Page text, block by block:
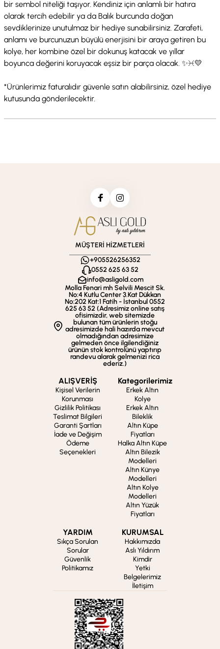
bir sembol niteliği taşıyor. Kendiniz için anlamlı bir hatıra
olarak tercih edebilir ya da Balık burcunda doğan
sevdiklerinize unutulmaz bir hediye sunabilirsiniz. Zarafeti,
anlamı ve burcunuzun büyülü enerjisini bir araya getiren bu
kolye, her kombine özel bir dokunuş katacak ve yıllar
boyunca değerini koruyacak eşsiz bir parça olacak. ✨♓️💛
*Ürünlerimiz faturalıdır güvenle satın alabilirsiniz, özel hediye
kutusunda gönderilecektir.
MÜŞTERİ HİZMETLERİ
+905526256352
0552 625 63 52
info@asligold.com
Molla Fenari mh Selvili Mescit Sk.
No:4 Kutlu Center 3.Kat Dükkan
No:202 Kat:1 Fatih - İstanbul 0552
625 63 52 (Adresimiz online satış
ofisimizdir, web sitemizde
bulunan tüm ürünlerin stoğu
adresimizde hali hazırda mevcut
olmadığından adresimize
gelmeden önce ilgilendiğiniz
ürünün stok kontrolünü yaptırıp
randevu alarak gelmenizi rica
ederiz.)
ALIŞVERİŞ
Kişisel Verilerin
Korunması
Gizlilik Politikası
Teslimat Bilgileri
Garanti Şartları
İade ve Değişim
Ödeme
Seçenekleri
Kategorilerimiz
Erkek Altın
Kolye
Erkek Altın
Bileklik
Altın Küpe
Fiyatları
Halka Altın Küpe
Altın Bilezik
Modelleri
Altın Künye
Modelleri
Altın Kolye
Modelleri
Altın Yüzük
Fiyatları
YARDIM
Sıkça Sorulan
Sorular
Güvenlik
Politikamız
KURUMSAL
Hakkımızda
Aslı Yıldırım
Kimdir
Yetki
Belgelerimiz
İletişim